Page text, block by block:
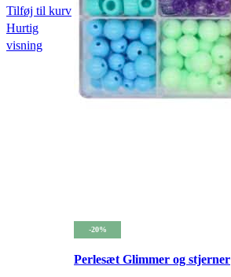
Tilføj til kurv
Hurtig
visning
-20%
Perlesæt Glimmer og stjerner